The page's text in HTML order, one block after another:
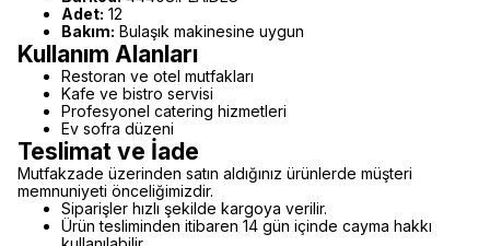
Adet: 12
Bakım: Bulaşık makinesine uygun
Kullanım Alanları
Restoran ve otel mutfakları
Kafe ve bistro servisi
Profesyonel catering hizmetleri
Ev sofra düzeni
Teslimat ve İade
Mutfakzade üzerinden satın aldığınız ürünlerde müşteri
memnuniyeti önceliğimizdir.
Siparişler hızlı şekilde kargoya verilir.
Ürün tesliminden itibaren 14 gün içinde cayma hakkı